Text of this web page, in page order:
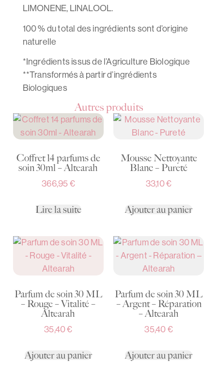
LIMONENE, LINALOOL.
100 % du total des ingrédients sont d’origine
naturelle
*Ingrédients issus de l’Agriculture Biologique
**Transformés à partir d’ingrédients
Biologiques
Autres produits
Coffret 14 parfums de
soin 30ml – Altearah
366,95 €
Lire la suite
Mousse Nettoyante
Blanc – Pureté
33,10€
Ajouter au panier
Parfum de soin 30 ML
– Rouge – Vitalité –
Altearah
35,40€
Ajouter au panier
Parfum de soin 30 ML
– Argent – Réparation
– Altearah
35,40 €
Ajouter au panier